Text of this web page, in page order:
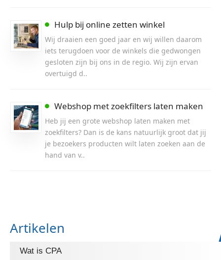
Hulp bij online zetten winkel
Wij draaien een goed jaar en wij willen daarom
iets terugdoen voor de winkels die gedwongen
gesloten zijn bij ons in de regio. Wij zijn ervan
overtuigd d..
Webshop met zoekfilters laten maken
Heb jij een grote webshop laten maken met
zoekfilters? Dan is de kans natuurlijk groot dat jij
je bezoekers producten wilt laten zoeken aan de
hand van v..
Artikelen
Wat is CPA